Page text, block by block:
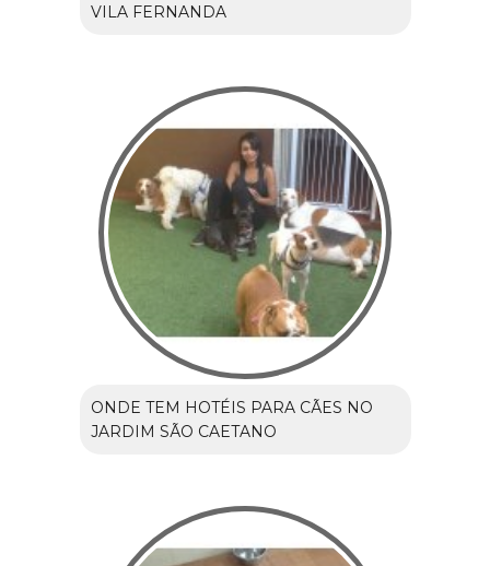
VILA FERNANDA
ONDE TEM HOTÉIS PARA CÃES NO
JARDIM SÃO CAETANO